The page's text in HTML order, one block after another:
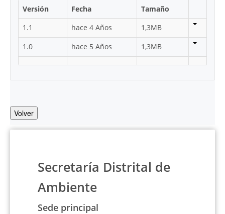
Versión Fecha
Tamaño
1.1
hace 4 Años
1,3MB
1.0
hace 5 Años 1,3MB
Volver
Secretaría Distrital de
Ambiente
Sede principal